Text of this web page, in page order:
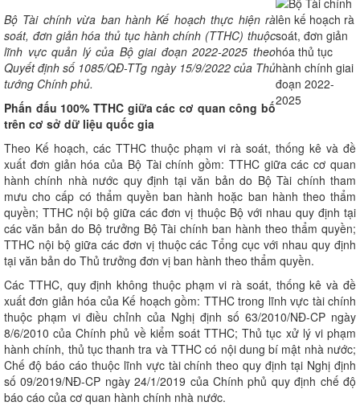
a
t
i
o
n
Bộ Tài chính vừa ban hành Kế hoạch thực hiện rà
soát, đơn giản hóa thủ tục hành chính (TTHC) thuộc
lĩnh vực quản lý của Bộ giai đoạn 2022-2025 theo
Quyết định số 1085/QĐ-TTg ngày 15/9/2022 của Thủ
tướng Chính phủ.
Phấn đấu 100% TTHC giữa các cơ quan công bố
trên cơ sở dữ liệu quốc gia
Theo Kế hoạch, các TTHC thuộc phạm vi rà soát, thống kê và đề
xuất đơn giản hóa của Bộ Tài chính gồm: TTHC giữa các cơ quan
hành chính nhà nước quy định tại văn bản do Bộ Tài chính tham
mưu cho cấp có thẩm quyền ban hành hoặc ban hành theo thẩm
quyền; TTHC nội bộ giữa các đơn vị thuộc Bộ với nhau quy định tại
các văn bản do Bộ trưởng Bộ Tài chính ban hành theo thẩm quyền;
TTHC nội bộ giữa các đơn vị thuộc các Tổng cục với nhau quy định
tại văn bản do Thủ trưởng đơn vị ban hành theo thẩm quyền.
Các TTHC, quy định không thuộc phạm vi rà soát, thống kê và đề
xuất đơn giản hóa của Kế hoạch gồm: TTHC trong lĩnh vực tài chính
thuộc phạm vi điều chỉnh của Nghị định số 63/2010/NĐ-CP ngày
8/6/2010 của Chính phủ về kiểm soát TTHC; Thủ tục xử lý vi phạm
hành chính, thủ tục thanh tra và TTHC có nội dung bí mật nhà nước;
Chế độ báo cáo thuộc lĩnh vực tài chính theo quy định tại Nghị định
số 09/2019/NĐ-CP ngày 24/1/2019 của Chính phủ quy định chế độ
báo cáo của cơ quan hành chính nhà nước.